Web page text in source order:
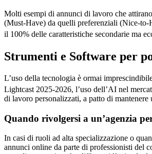
Molti esempi di annunci di lavoro che
(Must-Have) da quelli preferenziali (Nice-to-
il 100% delle caratteristiche secondarie ma
Strumenti e Software per
L’uso della tecnologia è ormai
Lightcast 2025-2026, l’uso dell’AI nel
di lavoro personalizzati, a patto di
Quando rivolgersi a un’agenzia
In casi di ruoli ad alta specializzazione o
annunci online da parte di professionisti del